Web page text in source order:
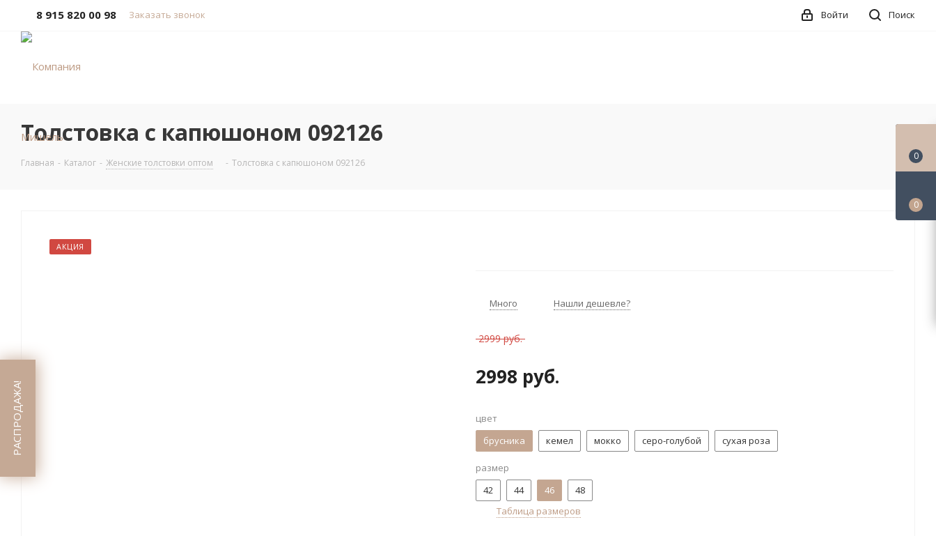
8 915 820 00 98 Заказать звонок Поиск
Войти
Толстовка с капюшоном 092126
Главная - Каталог - Женские толстовки оптом - Толстовка с капюшоном 092126
АКЦИЯ
Много Нашли дешевле?
2999 руб.
2998 руб.
цвет
брусника
кемел мокко серо-голубой сухая роза
размер
42
44 46
48
Таблица размеров
РАСПРОДАЖА!
0
0